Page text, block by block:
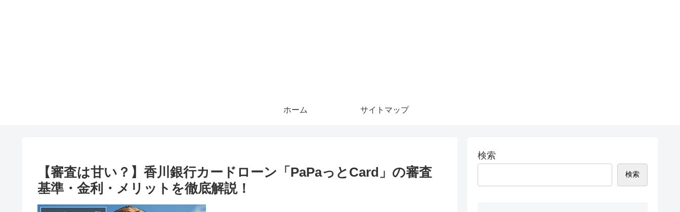
ホーム サイトマップ
【審査は甘い？】香川銀行カードローン「PaPaっとCard」の審査
基準・金利・メリットを徹底解説！
検索
検索